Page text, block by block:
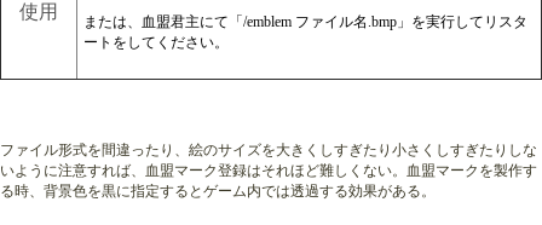
使用
または、 血盟君主にて「/emblem ファイル名.bmp」を実行してリスタ
ートをしてください。
ファイル形式を間違ったり、絵のサイズを大きくしすぎたり小さくしすぎたりしな
いように注意すれば、血盟マーク登録はそれほど難しくない。血盟マークを製作す
る時、背景色を黒に指定するとゲーム内では透過する効果がある。